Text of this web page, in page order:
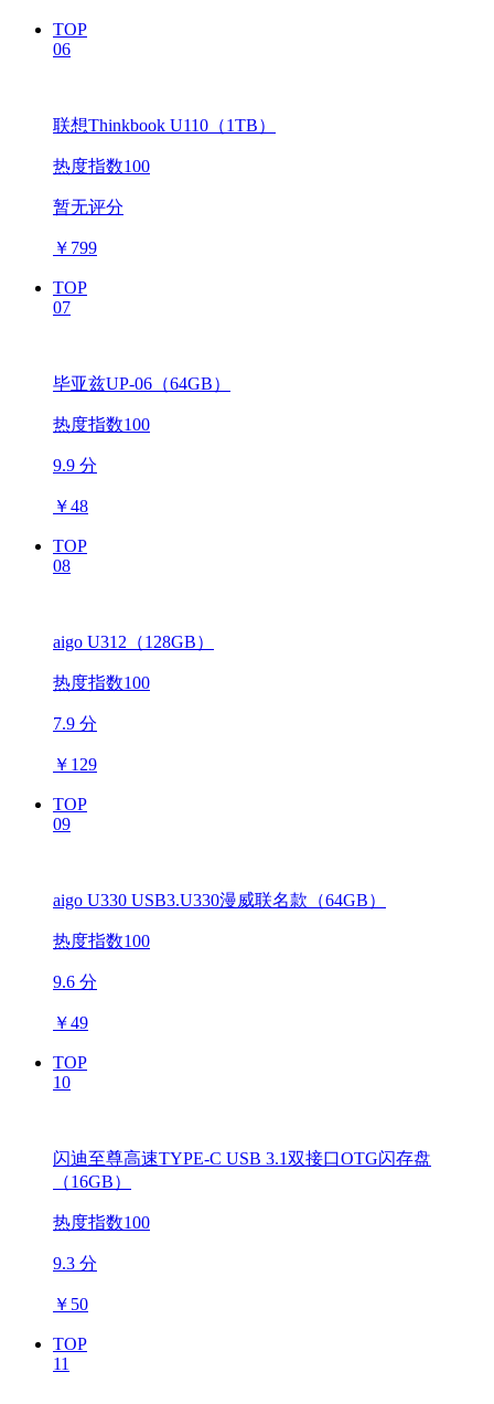
TOP
06
联想Thinkbook U110（1TB）
热度指数100
暂无评分
￥ 799
TOP
07
毕亚兹UP-06（64GB）
热度指数100
9.9 分
￥48
TOP
08
aigo U312（128GB）
热度指数100
7.9 分
￥ 129
TOP
09
aigo U330 USB3.U330漫威联名款（64GB）
热度指数100
9.6 分
￥49
TOP
10
闪迪至尊高速TYPE-C USB 3.1双接口OTG闪存盘
（16GB）
热度指数100
9.3 分
￥ 50
TOP
11